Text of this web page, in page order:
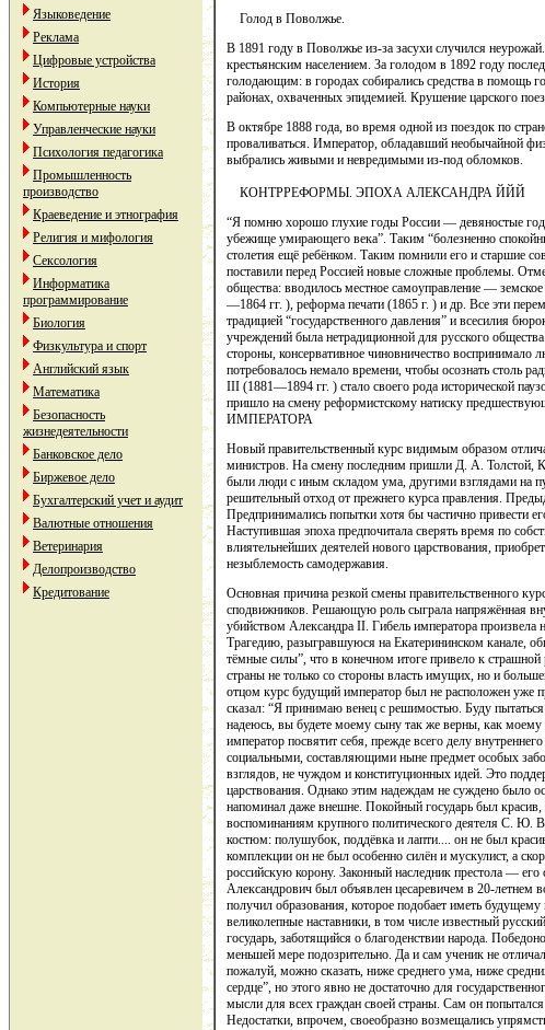
Языковедение
Реклама
Цифровые устройства
История
Компьютерные науки
Управленческие науки
Психология педагогика
Промышленность
производство
Краеведение и этнография
Религия и мифология
Сексология
Информатика
программирование
Биология
Физкультура и спорт
Английский язык
Математика
Безопасность
жизнедеятельности
Банковское дело
Биржевое дело
Бухгалтерский учет и аудит
Валютные отношения
Ветеринария
Делопроизводство
Кредитование
Голод в Поволжье.
В 1891 году в Поволжье из-за засухи случился
крестьянским населением. За голодом в 1892 году
голодающим: в городах собирались средства в помощь
районах, охваченных эпидемией. Крушение царского
В октябре 1888 года, во время одной из поездок по
проваливаться. Император, обладавший необычайной
выбрались живыми и невредимыми из-под обломков.
КОНТРРЕФОРМЫ. ЭПОХА АЛЕКСАНДРА ЙЙЙ
“Я помню хорошо глухие годы России — девяностые
убежище умирающего века”. Таким “болезненно
столетия ещё ребёнком. Таким помнили его и старшие
поставили перед Россией новые сложные проблемы.
общества: вводилось местное самоуправление —
—1864 гг. ), реформа печати (1865 г. ) и др. Все эти
традицией “государственного давления” и всесилия
учреждений была нетрадиционной для русского
стороны, консервативное чиновничество воспринимало
потребовалось немало времени, чтобы осознать столь
III (1881—1894 гг. ) стало своего рода исторической
пришло на смену реформистскому натиску
ИМПЕРАТОРА
Новый правительственный курс видимым образом
министров. На смену последним пришли Д. А.
были люди с иным складом ума, другими взглядами на
решительный отход от прежнего курса правления.
Предпринимались попытки хотя бы частично привести
Наступившая эпоха предпочитала сверять время по
влиятельнейших деятелей нового царствования,
незыблемость самодержавия.
Основная причина резкой смены правительственного
сподвижников. Решающую роль сыграла напряжённая
убийством Александра II. Гибель императора
Трагедию, разыгравшуюся на Екатерининском канале,
тёмные силы”, что в конечном итоге привело к
страны не только со стороны власть имущих, но и
отцом курс будущий император был не расположен уже
сказал: “Я принимаю венец с решимостью. Буду
надеюсь, вы будете моему сыну так же верны, как моему
император посвятит себя, прежде всего делу
социальными, составляющими ныне предмет особых
взглядов, не чуждом и конституционных идей. Это
царствования. Однако этим надеждам не суждено было
напоминал даже внешне. Покойный государь был
воспоминаниям крупного политического деятеля С. Ю.
костюм: полушубок, поддёвка и лапти.... он не был
комплекции он не был особенно силён и мускулист, а
российскую корону. Законный наследник престола —
Александрович был объявлен цесаревичем в 20-летнем
получил образования, которое подобает иметь
великолепные наставники, в том числе известный
государь, заботящийся о благоденствии народа.
меньшей мере подозрительно. Да и сам ученик не
пожалуй, можно сказать, ниже среднего ума, ниже
сердце”, но этого явно не достаточно для
мысли для всех граждан своей страны. Сам он
Недостатки, впрочем, своеобразно возмещались